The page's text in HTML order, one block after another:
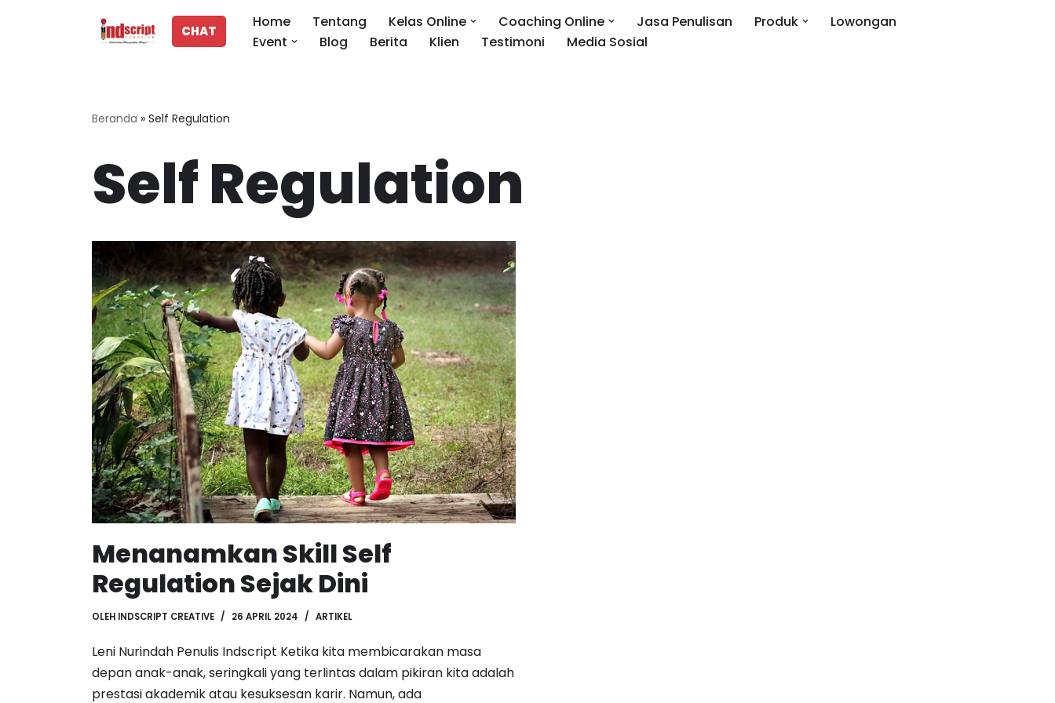
CHAT
Home Tentang Kelas Online Coaching Online Jasa Penulisan Produk
Lowongan
Event
Blog Berita Klien Testimoni Media Sosial
Beranda » Self Regulation
Self Regulation
Menanamkan Skill Self
Regulation Sejak Dini
OLEH INDSCRIPT CREATIVE 26 APRIL 2024 ARTIKEL
Leni Nurindah Penulis Indscript Ketika kita membicarakan masa
depan anak-anak, seringkali yang terlintas dalam pikiran kita adalah
prestasi akademik atau kesuksesan karir. Namun, ada